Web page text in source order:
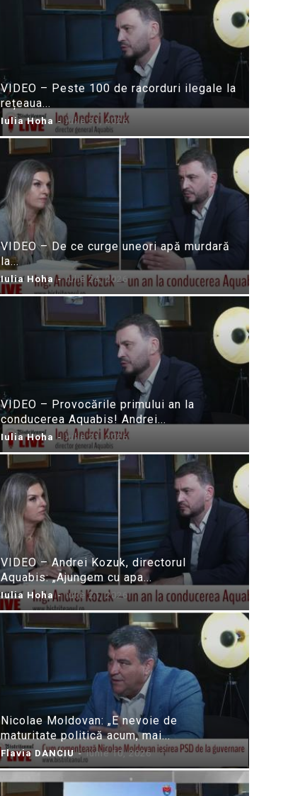
VIDEO – Peste 100 de racorduri ilegale la
rețeaua...
Iulia Hoha - iulie 31, 2026
VIDEO – De ce curge uneori apă murdară
la...
Iulia Hoha - iulie 24, 2026
VIDEO – Provocările primului an la
conducerea Aquabis! Andrei...
Iulia Hoha - iulie 21, 2026
VIDEO – Andrei Kozuk, directorul
Aquabis: „Ajungem cu apa...
Iulia Hoha - iulie 21, 2026
Nicolae Moldovan: „E nevoie de
maturitate politică acum, mai...
Flavia DANCIU - iunie 10, 2026